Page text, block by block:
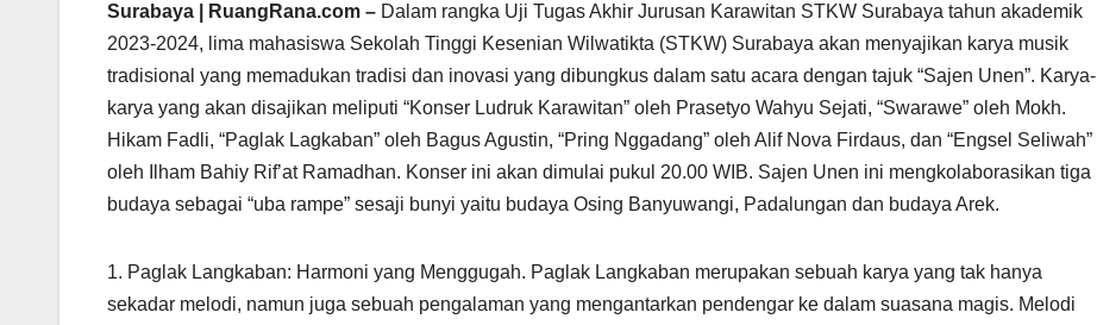
Surabaya | RuangRana.com – Dalam rangka Uji Tugas Akhir Jurusan Karawitan STKW Surabaya tahun akademik
2023-2024, lima mahasiswa Sekolah Tinggi Kesenian Wilwatikta (STKW) Surabaya akan menyajikan karya musik
tradisional yang memadukan tradisi dan inovasi yang dibungkus dalam satu acara dengan tajuk “Sajen Unen”. Karya-
karya yang akan disajikan meliputi “Konser Ludruk Karawitan” oleh Prasetyo Wahyu Sejati, “Swarawe” oleh Mokh.
Hikam Fadli, “Paglak Lagkaban” oleh Bagus Agustin, “Pring Nggadang” oleh Alif Nova Firdaus, dan “Engsel Seliwah”
oleh Ilham Bahiy Rif’at Ramadhan. Konser ini akan dimulai pukul 20.00 WIB. Sajen Unen ini mengkolaborasikan tiga
budaya sebagai “uba rampe” sesaji bunyi yaitu budaya Osing Banyuwangi, Padalungan dan budaya Arek.
1. Paglak Langkaban: Harmoni yang Menggugah. Paglak Langkaban merupakan sebuah karya yang tak hanya
sekadar melodi, namun juga sebuah pengalaman yang mengantarkan pendengar ke dalam suasana magis. Melodi